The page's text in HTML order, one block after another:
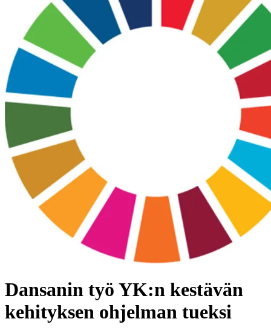
Dansanin työ YK:n kestävän
kehityksen ohjelman tueksi